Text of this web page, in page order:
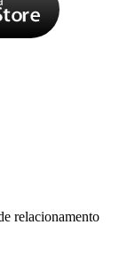
relacionamento